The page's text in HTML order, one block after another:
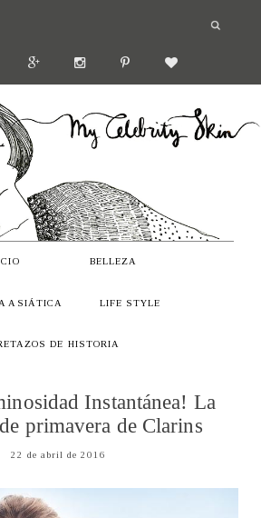
BELLEZA
ASIÁTICA LIFE STYLE
DE HISTORIA
Instantánea! La
primavera de Clarins
22 de abril de 2016